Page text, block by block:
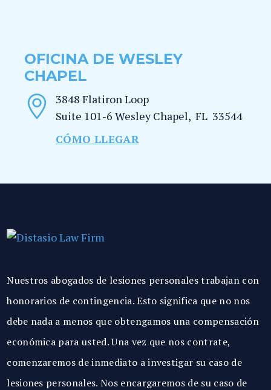
OFICINA DE WESLEY
CHAPEL
3848 Flatiron Loop
Suite 101-6 Wesley Chapel, FL 33544
CÓMO LLEGAR
Nuestros abogados de lesiones personales trabajan con
honorarios de contingencia. Esto significa que no nos
debe nada a menos que obtengamos una compensación
económica para usted. Una vez que nos contrate,
comenzaremos de inmediato a investigar su caso de
lesiones personales. Nos encargaremos de su caso de